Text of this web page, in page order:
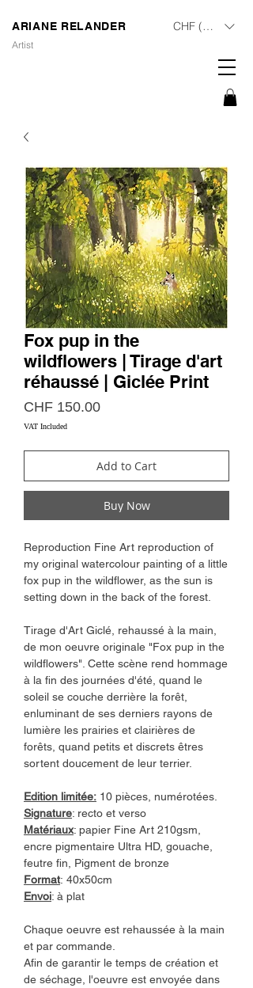
ARIANE RELANDER
Artist
CHF (CHF)
Fox pup in the
wildflowers | Tirage d'art
réhaussé | Giclée Print
CHF 150.00Price
VAT Included
Add to Cart
Buy Now
Reproduction Fine Art reproduction of
my original watercolour painting of a little
fox pup in the wildflower, as the sun is
setting down in the back of the forest.
Tirage d'Art Giclé, rehaussé à la main,
de mon oeuvre originale "Fox pup in the
wildflowers". Cette scène rend hommage
à la fin des journées d'été, quand le
soleil se couche derrière la forêt,
enluminant de ses derniers rayons de
lumière les prairies et clairières de
forêts, quand petits et discrets êtres
sortent doucement de leur terrier.
Edition limitée: 10 pièces, numérotées.
Signature: recto et verso
Matériaux: papier Fine Art 210gsm,
encre pigmentaire Ultra HD, gouache,
feutre fin, Pigment de bronze
Format: 40x50cm
Envoi: à plat
Chaque oeuvre est rehaussée à la main
et par commande.
Afin de garantir le temps de création et
de séchage, l'oeuvre est envoyée dans